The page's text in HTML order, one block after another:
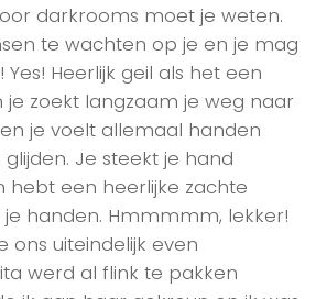
darkrooms moet je weten.
te wachten op je en je mag
Heerlijk geil als het een
je zoekt langzaam je weg naar
je voelt allemaal handen
Je steekt je hand
hebt een heerlijke zachte
handen. Hmmmmm, lekker!
ons uiteindelijk even
werd al flink te pakken